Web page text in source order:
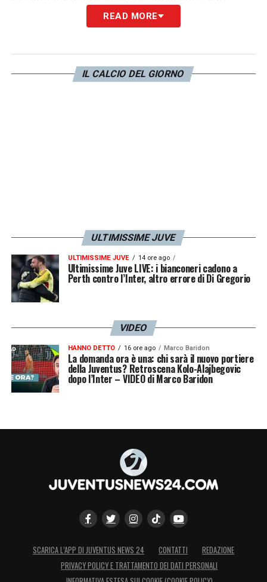
, nello staff tecnico del nuovo
Bonucci. L’ex difensore bianconero ricoprirà
il ruolo dicollaboratore.
READ MORE
IL CALCIO DEL GIORNO
ULTIMISSIME JUVE
ULTIMISSIME JUVE 14 ore ago
Ultimissime Juve LIVE: i bianconeri cadono a
Perth contro l’Inter, altro errore di Di Gregorio
VIDEO
HANNO DETTO 16 ore ago Marco Baridon
La domanda ora è una: chi sarà il nuovo portiere
della Juventus? Retroscena Kolo-Alajbegovic
dopo l’Inter – VIDEO di Marco Baridon
SCARICA L’APP DI JUVENTUS NEWS 24 CONTATTI
REDAZIONE
PRIVACY POLICY E TRATTAMENTO DEI DATI PERSONALI